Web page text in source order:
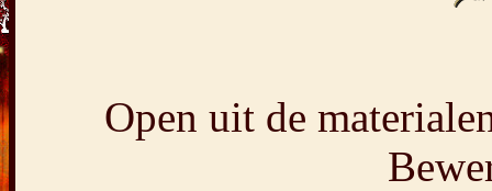
Open uit de